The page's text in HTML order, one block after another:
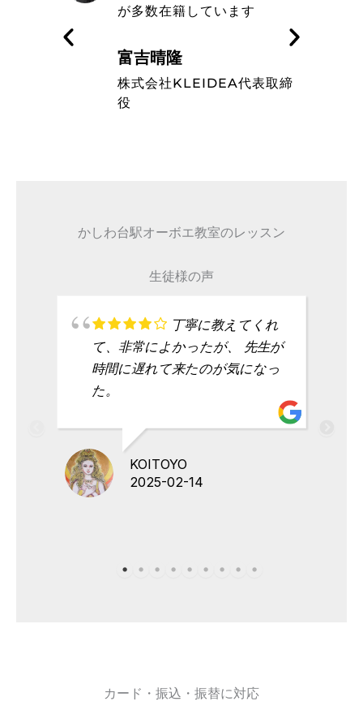
ミュージシャンのレベルの高
藤波辰爾
タレント
かしわ台駅オーボエ教室のレッスン
生徒様の声
丁寧に教えてくれ
て、非常によかったが、 先生が
時間に遅れて来たのが気になっ
た。
KOITOYO
2025-02-14
カード・振込・振替に対応